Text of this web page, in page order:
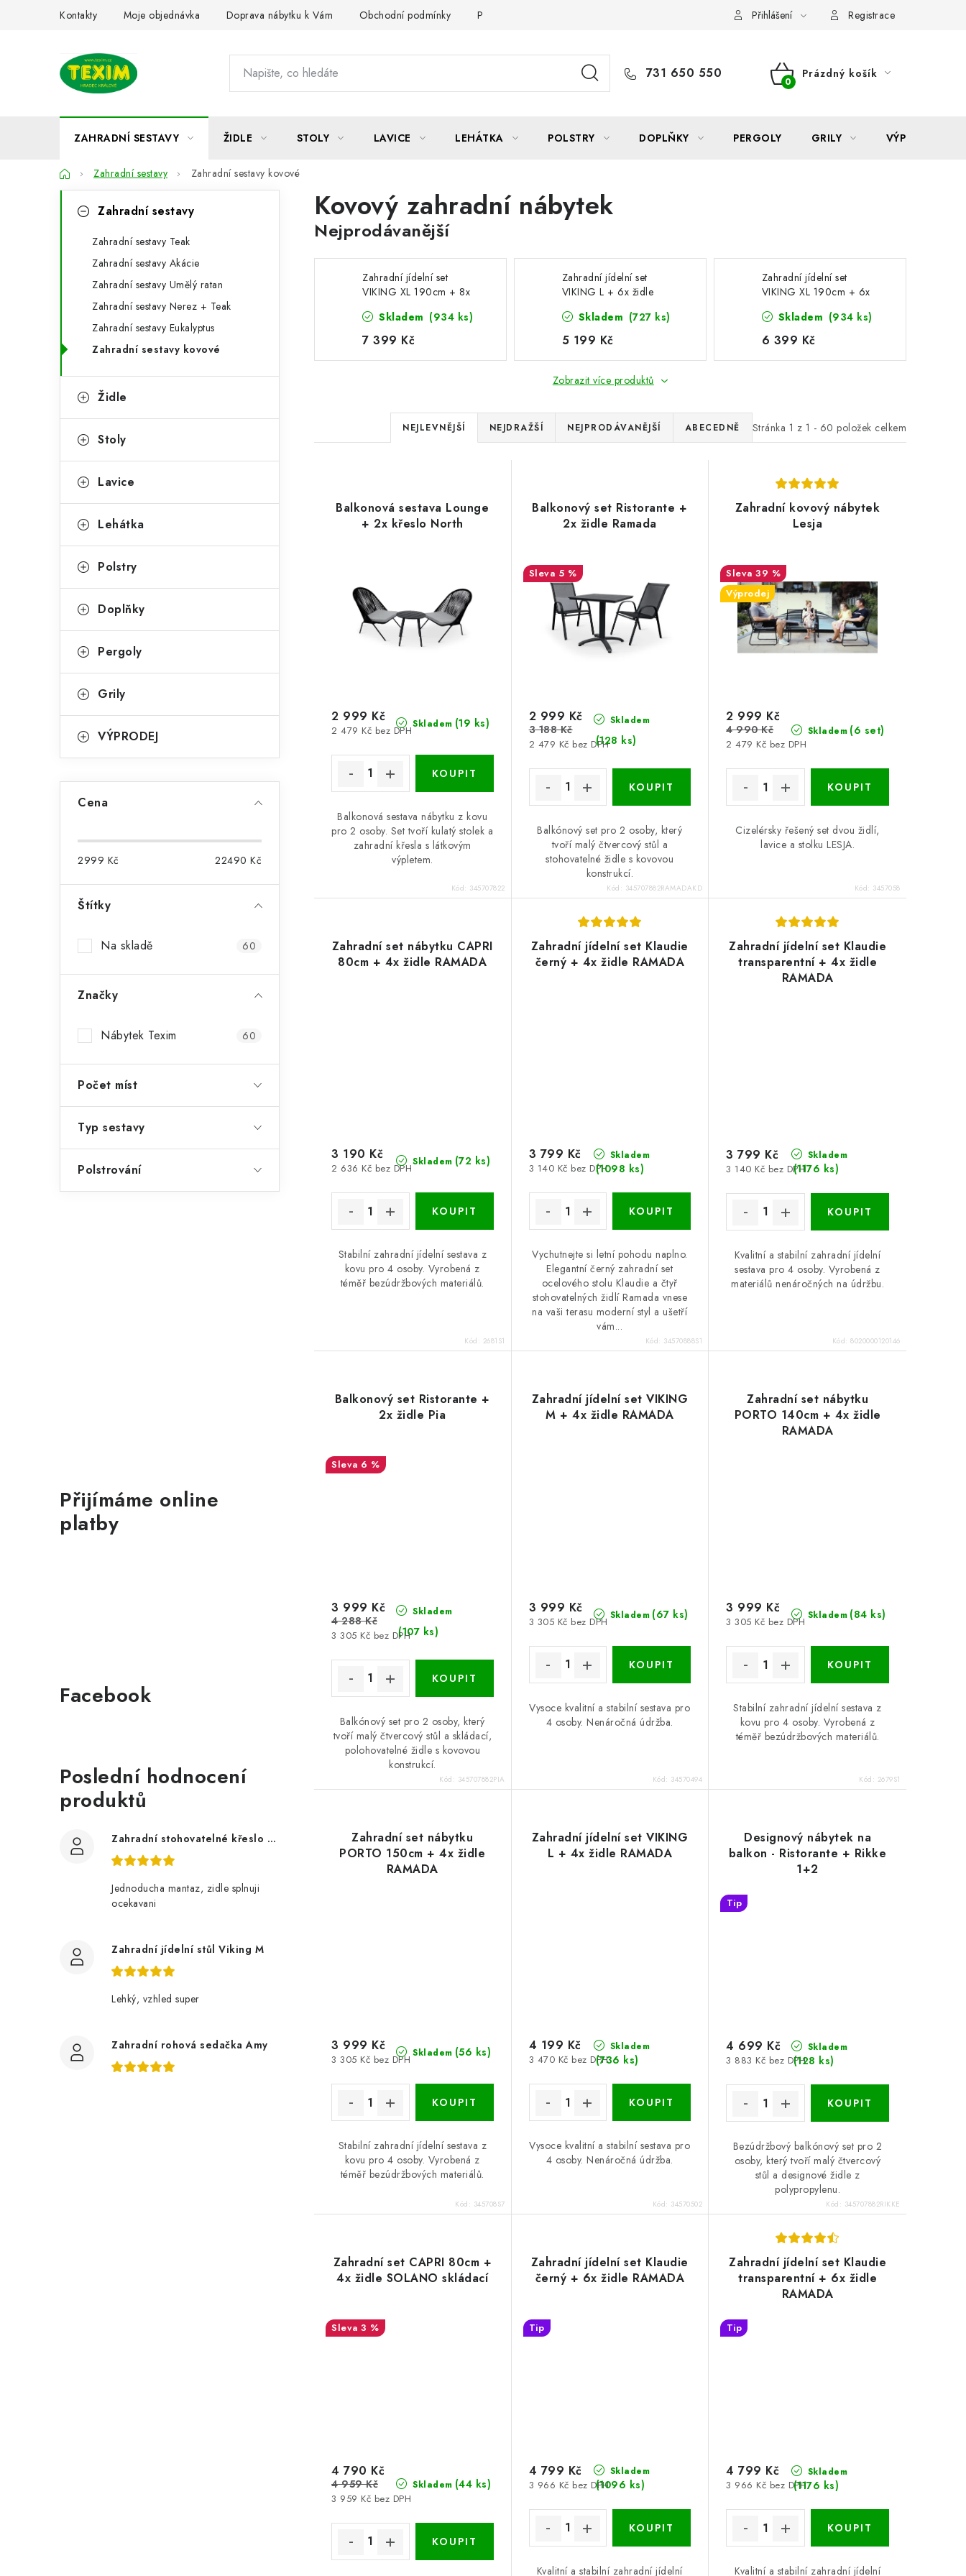
Kontakty Moje objednávka Doprava nábytku k Vám Obchodní podmínky Podmínky ochrany osobních údajů Formulář odstoupení od smlouvy
Přihlášení Registrace
731 650 550
NÁKUPNÍ
Prázdný košík
ZAHRADNÍ SESTAVY ŽIDLE STOLY LAVICE LEHÁTKA POLSTRY DOPLŇKY PERGOLY GRILY VÝPRODEJ
DomůZahradní sestavy Zahradní sestavy kovové
a
n
í
n
l
kategorie
r
Zahradní sestavy
Zahradní sestavy Teak
Zahradní sestavy Akácie
Zahradní sestavy Umělý ratan
Zahradní sestavy Nerez + Teak
Zahradní sestavy Eukalyptus
Zahradní sestavy kovové
Židle
Stoly
Lavice
Lehátka
Polstry
Doplňky
Pergoly
Grily
VÝPRODEJ
Cena
2999 Kč 22490 Kč
Štítky
Na skladě 60
Značky
Nábytek Texim 60
Počet míst
Typ sestavy
Polstrování
Přijímáme online
platby
Facebook
Poslední hodnocení
produktů
Zahradní stohovatelné křeslo LUCY z akácie
Jednoducha mantaz, zidle splnuji
ocekavani
Zahradní jídelní stůl Viking M
Lehký, vzhled super
Zahradní rohová sedačka Amy
Kovový zahradní nábytek
Nejprodávanější
Zahradní jídelní set
VIKING XL 190cm + 8x
Skladem (934 ks)
7 399 Kč
Zahradní jídelní set
VIKING L + 6x židle
Skladem (727 ks)
5 199 Kč
Zahradní jídelní set
VIKING XL 190cm + 6x
Skladem (934 ks)
6 399 Kč
Zobrazit více produktů
Stránka 1 z 1 - 60 položek celkem
Ř
a
e
n
r
o
k
t
ů
NEJLEVNĚJŠÍ NEJDRAŽŠÍ NEJPRODÁVANĚJŠÍ ABECEDNĚ
Balkonová sestava Lounge
+ 2x křeslo North
Skladem (19 ks)
2 479 Kč bez DPH
2 999 Kč
Balkonová sestava nábytku z kovu
pro 2 osoby. Set tvoří kulatý stolek a
zahradní křesla s látkovým
výpletem.
Kód: 345707822
Balkonový set Ristorante +
2x židle Ramada
5 %
Skladem
(128 ks)
2 479 Kč bez DPH
2 999 Kč
3 188 Kč
Balkónový set pro 2 osoby, který
tvoří malý čtvercový stůl a
stohovatelné židle s kovovou
konstrukcí.
Kód: 345707882RAMADAKD
Zahradní kovový nábytek
Lesja
39 %
Výprodej
Skladem (6 set)
2 479 Kč bez DPH
2 999 Kč
4 990 Kč
Cizelérsky řešený set dvou židlí,
lavice a stolku LESJA.
Kód: 3457058
Zahradní set nábytku CAPRI
80cm + 4x židle RAMADA
Skladem (72 ks)
2 636 Kč bez DPH
3 190 Kč
Stabilní zahradní jídelní sestava z
kovu pro 4 osoby. Vyrobená z
téměř bezúdržbových materiálů.
Kód: 2681S1
Zahradní jídelní set Klaudie
černý + 4x židle RAMADA
Skladem
(1098 ks)
3 140 Kč bez DPH
3 799 Kč
Vychutnejte si letní pohodu naplno.
Elegantní černý zahradní set
ocelového stolu Klaudie a čtyř
stohovatelných židlí Ramada vnese
na vaši terasu moderní styl a ušetří
vám...
Kód: 34570888S1
Zahradní jídelní set Klaudie
transparentní + 4x židle
RAMADA
Skladem
(1176 ks)
3 140 Kč bez DPH
3 799 Kč
Kvalitní a stabilní zahradní jídelní
sestava pro 4 osoby. Vyrobená z
materiálů nenáročných na údržbu.
Kód:8020000120146
Balkonový set Ristorante +
2x židle Pia
6 %
Skladem
(107 ks)
3 305 Kč bez DPH
3 999 Kč
4 288 Kč
Balkónový set pro 2 osoby, který
tvoří malý čtvercový stůl a skládací,
polohovatelné židle s kovovou
konstrukcí.
Kód: 345707882PIA
Zahradní jídelní set VIKING
M + 4x židle RAMADA
Skladem (67 ks)
3 305 Kč bez DPH
3 999 Kč
Vysoce kvalitní a stabilní sestava pro
4 osoby. Nenáročná údržba.
Kód: 34570494
Zahradní set nábytku
PORTO 140cm + 4x židle
RAMADA
Skladem (84 ks)
3 305 Kč bez DPH
3 999 Kč
Stabilní zahradní jídelní sestava z
kovu pro 4 osoby. Vyrobená z
téměř bezúdržbových materiálů.
Kód: 2679S1
Zahradní set nábytku
PORTO 150cm + 4x židle
RAMADA
Skladem (56 ks)
3 305 Kč bez DPH
3 999 Kč
Stabilní zahradní jídelní sestava z
kovu pro 4 osoby. Vyrobená z
téměř bezúdržbových materiálů.
Kód: 345708S7
Zahradní jídelní set VIKING
L + 4x židle RAMADA
Skladem
(736 ks)
3 470 Kč bez DPH
4 199 Kč
Vysoce kvalitní a stabilní sestava pro
4 osoby. Nenáročná údržba.
Kód: 34570502
Designový nábytek na
balkon - Ristorante + Rikke
1+2
Tip
Skladem
(128 ks)
3 883 Kč bez DPH
4 699 Kč
Bezúdržbový balkónový set pro 2
osoby, který tvoří malý čtvercový
stůl a designové židle z
polypropylenu.
Kód: 345707882RIKKE
Zahradní set CAPRI 80cm +
4x židle SOLANO skládací
3 %
Skladem (44 ks)
3 959 Kč bez DPH
4 790 Kč
4 959 Kč
Zahradní jídelní set Klaudie
černý + 6x židle RAMADA
Tip
Skladem
(1096 ks)
3 966 Kč bez DPH
4 799 Kč
Kvalitní a stabilní zahradní jídelní
Zahradní jídelní set Klaudie
transparentní + 6x židle
RAMADA
Tip
Skladem
(1176 ks)
3 966 Kč bez DPH
4 799 Kč
Kvalitní a stabilní zahradní jídelní